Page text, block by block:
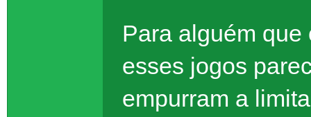
Para alguém
esses jogos
empurram a